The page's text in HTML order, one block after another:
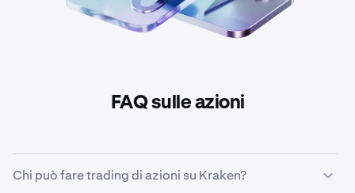
FAQ sulle azioni
Chi può fare trading di azioni su Kraken?